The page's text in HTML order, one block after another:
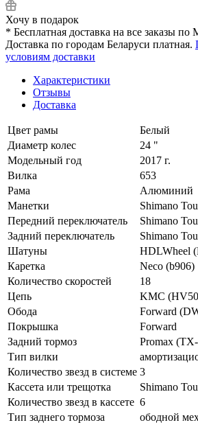
Хочу в подарок
* Бесплатная доставка на все заказы
Доставка по городам Беларуси платная.
условиям доставки
Характеристики
Отзывы
Доставка
Цвет рамы
Белый
Диаметр колес
24 "
Модельный год
2017 г.
Вилка
653
Рама
Алюминий
Манетки
Shimano
Передний переключатель
Shimano
Задний переключатель
Shimano
Шатуны
HDLWheel
Каретка
Neco (b906)
Количество скоростей
18
Цепь
KMC
Обода
Forward
Покрышка
Forward
Задний тормоз
Promax
Тип вилки
Количество звезд в системе 3
Кассета или трещотка
Shimano
Количество звезд в кассете 6
Тип заднего тормоза
ободной